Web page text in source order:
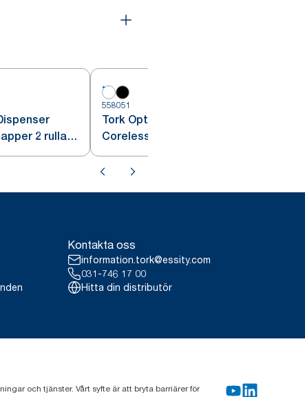
2 rullar
558051
Tork OptiServe® Dispenser
Coreless Toalettpapper 4 rullar
Vit T7
Kontakta oss
information.tork@essity.com
031-746 17 00
Hitta din distributör
och tjänster. Vårt syfte är att bryta barriärer för